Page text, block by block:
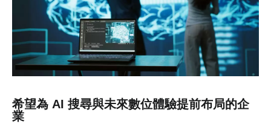
希望為 AI 搜尋與未來數位體驗提前布局的企
業